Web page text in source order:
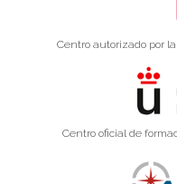
Centro autorizado por
Centro oficial de